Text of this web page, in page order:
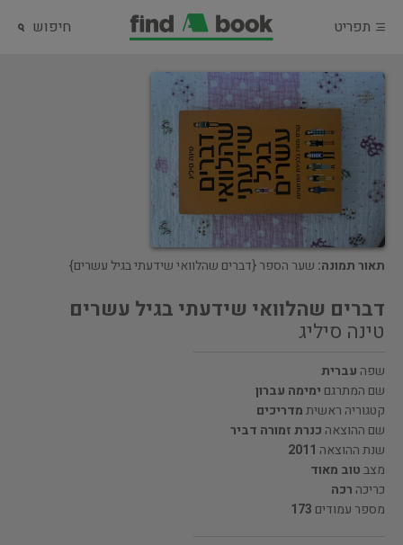
תפריט חיפוש
תאור תמונה: שער הספר {דברים שהלוואי שידעתי בגיל עשרים}
דברים שהלוואי שידעתי בגיל עשרים
טינה סיליג
שפה עברית
שם המתרגם ימימה עברון
קטגוריה ראשיתמדריכים
שם ההוצאה כנרת זמורה דביר
שנת ההוצאה 2011
מצבטוב מאוד
כריכה רכה
מספר עמודים 173